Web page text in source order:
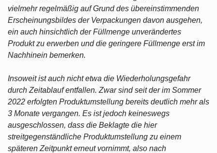
vielmehr regelmäßig auf Grund des übereinstimmenden
Erscheinungsbildes der Verpackungen davon ausgehen,
ein auch hinsichtlich der Füllmenge unverändertes
Produkt zu erwerben und die geringere Füllmenge erst im
Nachhinein bemerken.
Insoweit ist auch nicht etwa die Wiederholungsgefahr
durch Zeitablauf entfallen. Zwar sind seit der im Sommer
2022 erfolgten Produktumstellung bereits deutlich mehr als
3 Monate vergangen. Es ist jedoch keineswegs
ausgeschlossen, dass die Beklagte die hier
streitgegenständliche Produktumstellung zu einem
späteren Zeitpunkt erneut vornimmt, also nach